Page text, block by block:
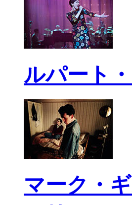
ルパート
マーク・